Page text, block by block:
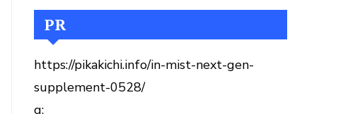
PR
https://pikakichi.info/in-mist-next-gen-
supplement-0528/
g: